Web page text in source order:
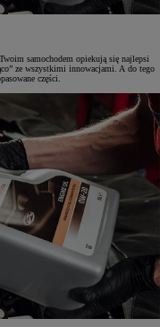
samochodem opiekują się najlepsi
ze wszystkimi innowacjami. A do tego
części.